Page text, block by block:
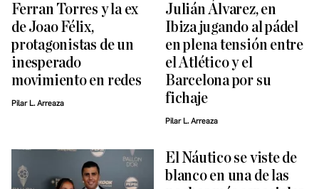
Ferran Torres y la ex
de Joao Félix,
protagonistas de un
inesperado
movimiento en redes
Pilar L. Arreaza
Julián Álvarez, en
Ibiza jugando al pádel
en plena tensión entre
el Atlético y el
Barcelona por su
fichaje
Pilar L. Arreaza
El Náutico se viste de
blanco en una de las